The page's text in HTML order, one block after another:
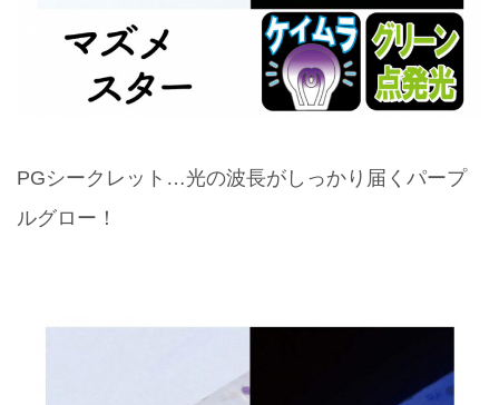
PGシークレット…光の波長がしっかり届くパープ
ルグロー！